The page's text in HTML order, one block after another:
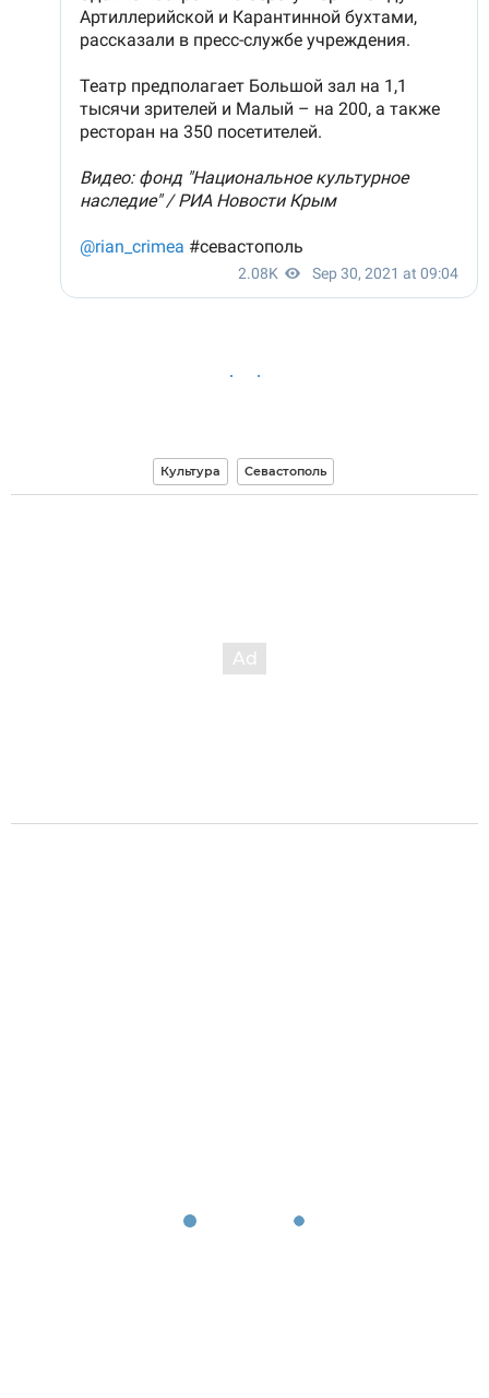
Культура Севастополь